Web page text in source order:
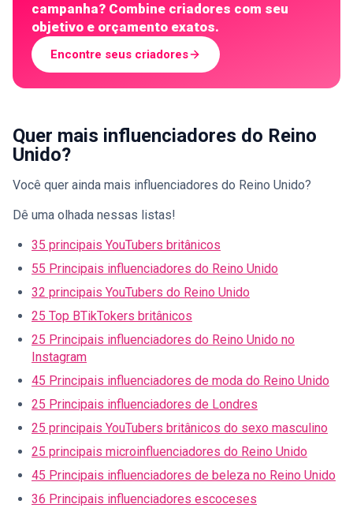
campanha? Combine criadores com seu
objetivo e orçamento exatos.
Encontre seus criadores
Quer mais influenciadores do Reino
Unido?
Você quer ainda mais influenciadores do Reino Unido?
Dê uma olhada nessas listas!
35 principais YouTubers britânicos
55 Principais influenciadores do Reino Unido
32 principais YouTubers do Reino Unido
25 Top BTikTokers britânicos
25 Principais influenciadores do Reino Unido no
Instagram
45 Principais influenciadores de moda do Reino Unido
25 Principais influenciadores de Londres
25 principais YouTubers britânicos do sexo masculino
25 principais microinfluenciadores do Reino Unido
45 Principais influenciadores de beleza no Reino Unido
36 Principais influenciadores escoceses